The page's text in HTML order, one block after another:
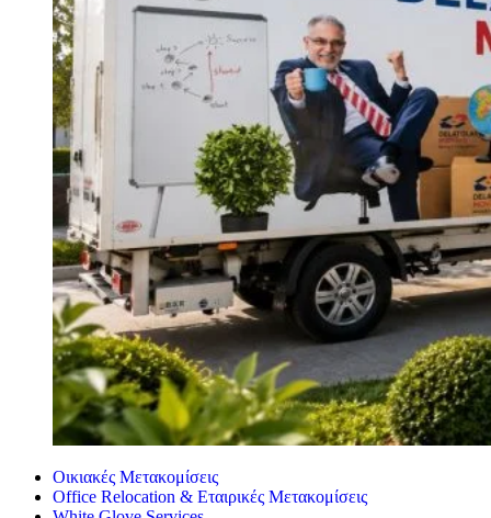
Οικιακές Μετακομίσεις
Office Relocation & Εταιρικές Μετακομίσεις